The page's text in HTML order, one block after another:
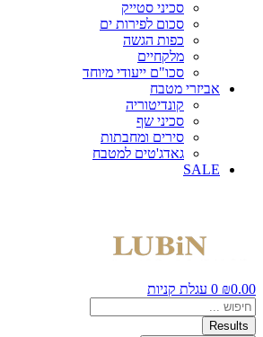
סכיני סטייק
סכום לפירות ים
כפות הגשה
מלקחיים
סכו"ם ייעודי מיוחד
אביזרי מטבח
קונדיטוריה
סכיני שף
סירים ומחבתות
גאדג'טים למטבח
SALE
₪0.00
0 עגלת קניות
Search
...
Results